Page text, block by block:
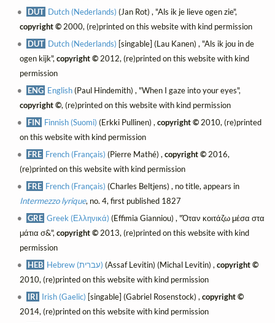
DUT Dutch (Nederlands) (Jan Rot) , "Als ik je lieve ogen zie",
copyright ©2000, (re)printed on this website with kind permission
DUT Dutch (Nederlands) [singable] (Lau Kanen) , "Als ik jou in de
ogen kijk", copyright ©2012, (re)printed on this website with kind
permission
ENG English(Paul Hindemith) , "When I gaze into your eyes",
copyright ©, (re)printed on this website with kind permission
FIN Finnish (Suomi) (Erkki Pullinen) ,copyright © 2010, (re)printed
on this website with kind permission
FRE French (Français) (Pierre Mathé) ,copyright © 2016,
(re)printed on this website with kind permission
FRE French (Français) (Charles Beltjens) , no title, appears in
Intermezzo lyrique, no. 4, first published 1827
GRE Greek (Ελληνικά) (Effimia Gianniou) , "Όταν κοιτάζω μέσα στα
μάτια σ&", copyright ©2013, (re)printed on this website with kind
permission
HEB
Hebrew (עברית) (Assaf Levitin) (Michal Levitin) ,copyright ©
2010, (re)printed on this website with kind permission
IRI Irish (Gaelic) [singable] (Gabriel Rosenstock) ,copyright ©
2014, (re)printed on this website with kind permission